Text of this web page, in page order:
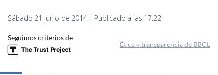
Sábado 21 junio de 2014 | Publicado a las 17:22
Seguimos criterios de
Ética y transparencia de BBCL